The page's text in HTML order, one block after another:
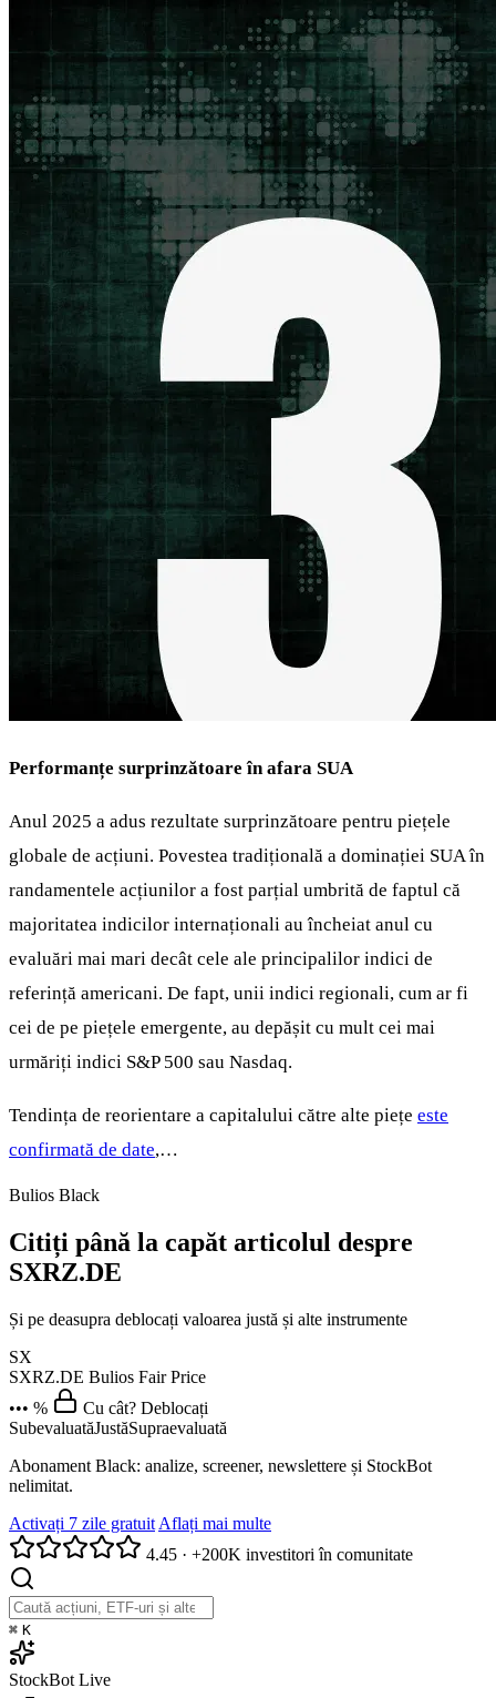
Performanțe surprinzătoare în afara SUA
Anul 2025 a adus rezultate surprinzătoare pentru piețele
globale de acțiuni. Povestea tradițională a dominației SUA în
randamentele acțiunilor a fost parțial umbrită de faptul că
majoritatea indicilor internaționali au încheiat anul cu
evaluări mai mari decât cele ale principalilor indici de
referință americani. De fapt, unii indici regionali, cum ar fi
cei de pe piețele emergente, au depășit cu mult cei mai
urmăriți indici S&P 500 sau Nasdaq.
Tendința de reorientare a capitalului către alte piețe este
confirmată de date,…
Bulios Black
Citiți până la capăt articolul despre
SXRZ.DE
Și pe deasupra deblocați valoarea justă și alte instrumente
SX
SXRZ.DE Bulios Fair Price
••• %
Cu cât? Deblocați
SubevaluatăJustăSupraevaluată
Abonament Black: analize, screener, newslettere și StockBot
nelimitat.
Activați 7 zile gratuit Aflați mai multe
4.45 · +200K investitori în comunitate
⌘ K
StockBot Live